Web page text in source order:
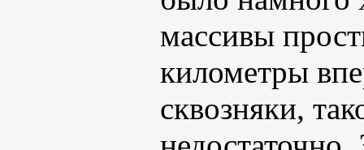
массивы
километры
сквозняки,